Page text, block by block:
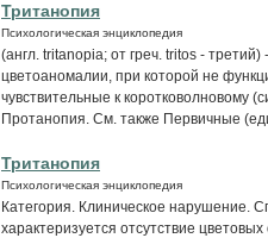
Тританопия
Психологическая энциклопедия
(англ. tritanopia; от греч. tritos -
цветоаномалии, при которой не
чувствительные к коротковолновому
Протанопия. См. также Первичные
Тританопия
Психологическая энциклопедия
Категория. Клиническое нарушение.
характеризуется отсутствие